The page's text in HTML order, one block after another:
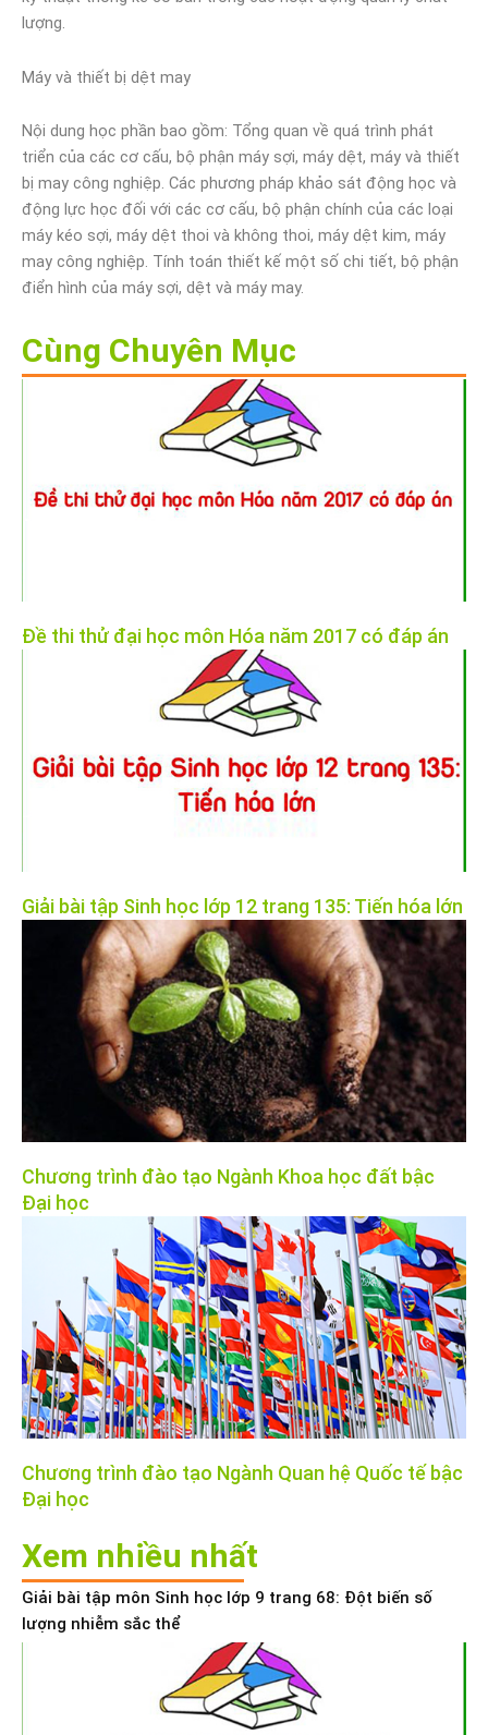
lượng.
Máy và thiết bị dệt may
Nội dung học phần bao gồm: Tổng quan về quá trình phát
triển của các cơ cấu, bộ phận máy sợi, máy dệt, máy và thiết
bị may công nghiệp. Các phương pháp khảo sát động học và
động lực học đối với các cơ cấu, bộ phận chính của các loại
máy kéo sợi, máy dệt thoi và không thoi, máy dệt kim, máy
may công nghiệp. Tính toán thiết kế một số chi tiết, bộ phận
điển hình của máy sợi, dệt và máy may.
Cùng Chuyên Mục
Đề thi thử đại học môn Hóa năm 2017 có đáp án
Giải bài tập Sinh học lớp 12 trang 135: Tiến hóa lớn
Chương trình đào tạo Ngành Khoa học đất bậc
Đại học
Chương trình đào tạo Ngành Quan hệ Quốc tế bậc
Đại học
Xem nhiều nhất
Giải bài tập môn Sinh học lớp 9 trang 68: Đột biến số
lượng nhiễm sắc thể